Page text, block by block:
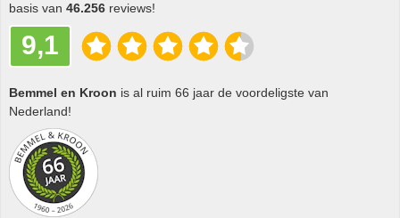
basis van 46.256 reviews!
9,1
Bemmel en Kroon is al ruim 66 jaar de voordeligste van
Nederland!